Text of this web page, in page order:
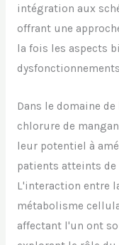
intégration aux
offrant une
la fois les aspects
Dans le domaine de
chlorure de
leur potentiel à
patients atteints de
L'interaction entre
métabolisme
affectant l'un ont